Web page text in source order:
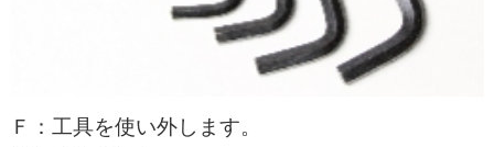
Ｆ：工具を使い外します。